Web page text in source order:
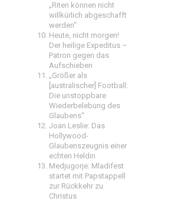
„Riten können nicht
willkürlich abgeschafft
werden“
Heute, nicht morgen!
Der heilige Expeditus –
Patron gegen das
Aufschieben
„Größer als
[australischer] Football:
Die unstoppbare
Wiederbelebung des
Glaubens“
Joan Leslie: Das
Hollywood-
Glaubenszeugnis einer
echten Heldin
Medjugorje: Mladifest
startet mit Papstappell
zur Rückkehr zu
Christus